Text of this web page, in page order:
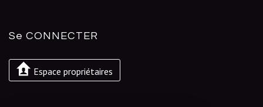
Se CONNECTER
Espace propriétaires